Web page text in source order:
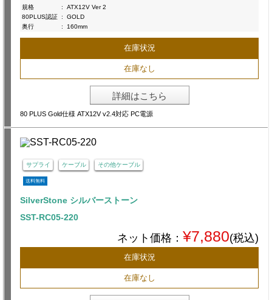
規格
:
ATX12V Ver 2
80PLUS認証 :
GOLD
奥行
: 160mm
在庫状況
在庫なし
詳細はこちら
80 PLUS Gold仕様 ATX12V v2.4対応 PC電源
サプライ ケーブル その他ケーブル
送料無料
SilverStone シルバーストーン
SST-RC05-220
ネット価格： ¥7,880(税込)
在庫状況
在庫なし